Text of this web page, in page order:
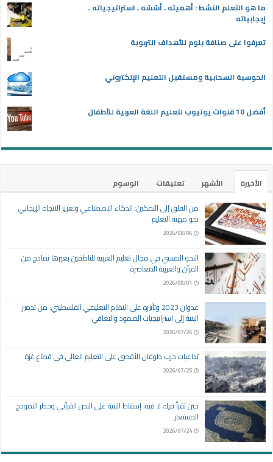
ما هو التعلم النشط : أهميته ـ أسُسُه ـ استراتيجياته ـ
إيجابياته
تعرفوا على صنافة بلوم للأهداف التربوية
الحوسبة السحابية ومستقبل التعليم الإلكتروني
أفضل 10 قنوات يوتيوب لتعليم اللغة العربية للأطفال
الأخيرة الأشهر تعليقات
الوسوم
من القلق إلى التمكين: الذكاء الاصطناعي وتعزيز الاتجاه الإيجابي
نحو مهنة التعليم
2026/08/06
النحو النفسي في مجال تعليم العربية للناطقين بغيرها نماذج من
القرآن والعربية المعاصرة
2026/08/01
عدوان 2023 وتأثيره على النظام التعليمي الفلسطيني: من تدمير
البنية إلى استراتيجيات الصمود والتعافي
2026/07/26
تداعيات حرب طوفان الأقصى على التعليم العالي في قطاع غزة
2026/07/25
حين تقرأ فيك لا فيه، إسقاط البنية على النص القرآني وخطر النموذج
المستعار
2026/07/24